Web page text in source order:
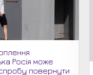
Росія може
повернути